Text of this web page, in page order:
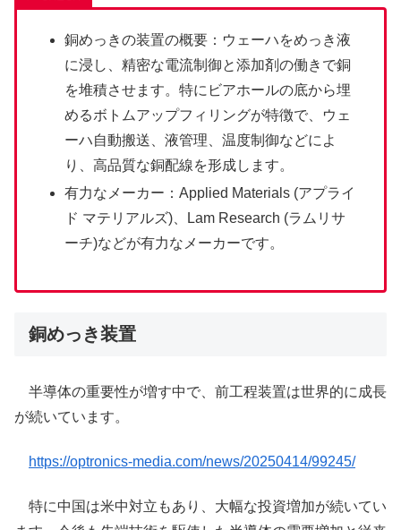
銅めっきの装置の概要：ウェーハをめっき液
に浸し、精密な電流制御と添加剤の働きで銅
を堆積させます。特にビアホールの底から埋
めるボトムアップフィリングが特徴で、ウェ
ーハ自動搬送、液管理、温度制御などによ
り、高品質な銅配線を形成します。
有力なメーカー：Applied Materials (アプライ
ド マテリアルズ)、Lam Research (ラムリサ
ーチ)などが有力なメーカーです。
銅めっき装置
半導体の重要性が増す中で、前工程装置は世界的に成長
が続いています。
https://optronics-media.com/news/20250414/99245/
特に中国は米中対立もあり、大幅な投資増加が続いてい